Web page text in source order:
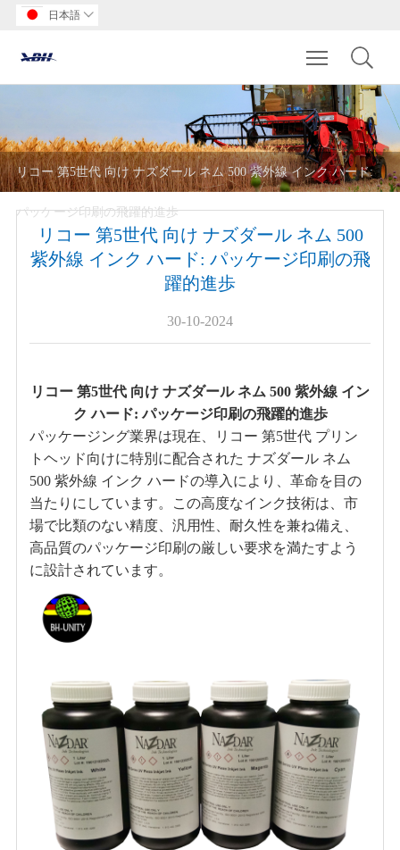
日本語 
Toggle
リコー 第5世代 向け ナズダール ネム 500 紫外線 インク ハード:
パッケージ印刷の飛躍的進歩
リコー 第5世代 向け ナズダール ネム 500
紫外線 インク ハード: パッケージ印刷の飛
躍的進歩
30-10-2024
リコー 第5世代 向け ナズダール ネム 500 紫外線 イン
ク ハード: パッケージ印刷の飛躍的進歩
パッケージング業界は現在、リコー 第5世代 プリン
トヘッド向けに特別に配合された ナズダール ネム
500 紫外線 インク ハードの導入により、革命を目の
当たりにしています。この高度なインク技術は、市
場で比類のない精度、汎用性、耐久性を兼ね備え、
高品質のパッケージ印刷の厳しい要求を満たすよう
に設計されています。